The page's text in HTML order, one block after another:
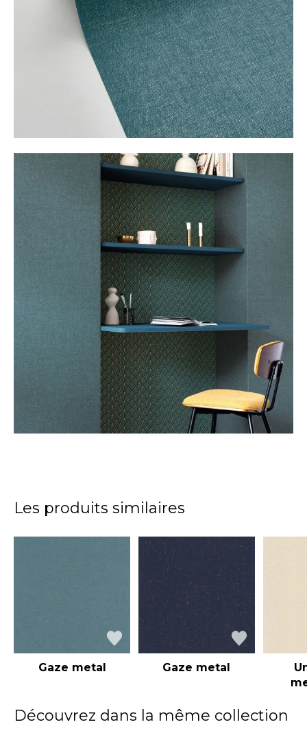
Les produits similaires
Gaze metal Gaze metal
Découvrez dans la même collection